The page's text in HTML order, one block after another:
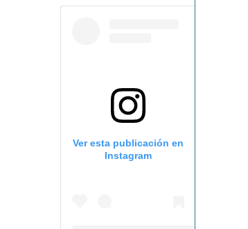
Ver esta publicación en
Instagram